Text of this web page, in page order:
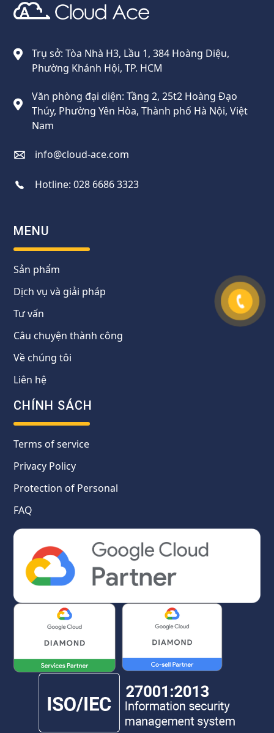
Trụ sở: Tòa Nhà H3, Lầu 1, 384 Hoàng Diệu,
Phường Khánh Hội, TP. HCM
Văn phòng đại diện: Tầng 2, 25t2 Hoàng Đạo
Thúy, Phường Yên Hòa, Thành phố Hà Nội, Việt
Nam
info@cloud-ace.com
Hotline:028 6686 3323
MENU
Sản phẩm
Dịch vụ và giải pháp
Tư vấn
Câu chuyện thành công
Về chúng tôi
Liên hệ
CHÍNH SÁCH
Terms of service
Privacy Policy
Protection of Personal
FAQ